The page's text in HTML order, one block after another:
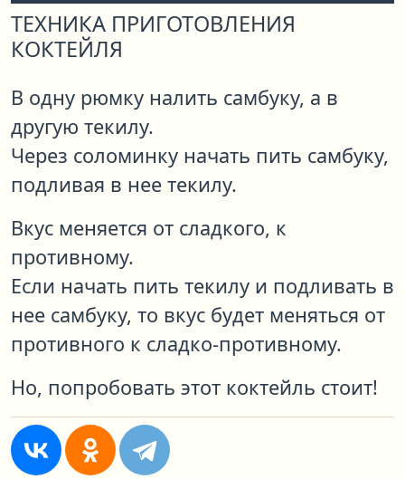
ТЕХНИКА ПРИГОТОВЛЕНИЯ
КОКТЕЙЛЯ
В одну рюмку налить самбуку, а в
другую текилу.
Через соломинку начать пить самбуку,
подливая в нее текилу.
Вкус меняется от сладкого, к
противному.
Если начать пить текилу и подливать в
нее самбуку, то вкус будет меняться от
противного к сладко-противному.
Но, попробовать этот коктейль стоит!